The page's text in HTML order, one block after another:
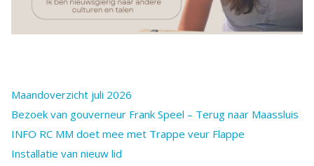
Maandoverzicht juli 2026
Bezoek van gouverneur Frank Speel – Terug naar Maassluis
INFO RC MM doet mee met Trappe veur Flappe
Installatie van nieuw lid